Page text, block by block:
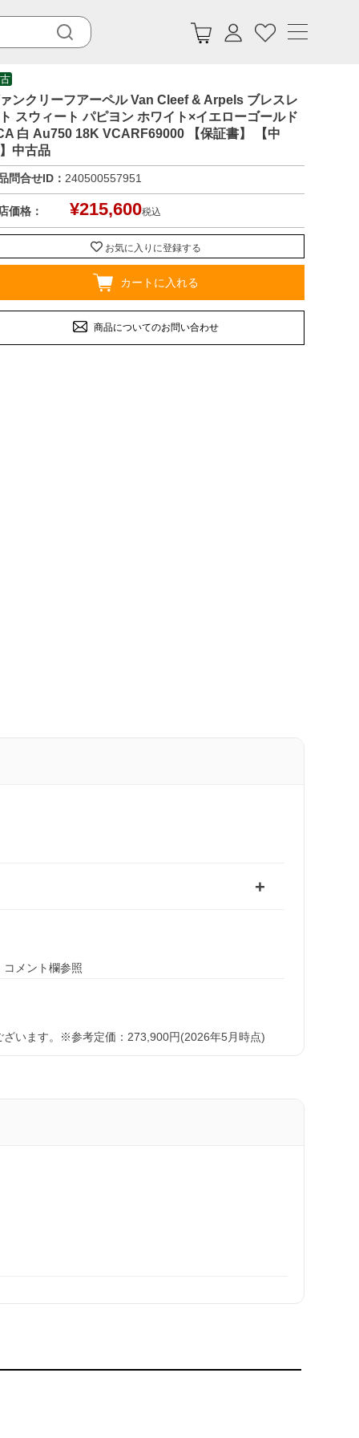
ンクリーフアーペル Van Cleef & Arpels ブレスレ
スウィート パピヨン ホワイト×イエローゴールド
白 Au750 18K VCARF69000 【保証書】 【中
中古品
問合せID： 240500557951
価格： ¥215,600税込
お気に入りに登録する
カートに入れる
商品についてのお問い合わせ
メント欄参照
います。※参考定価：273,900円(2026年5月時点)